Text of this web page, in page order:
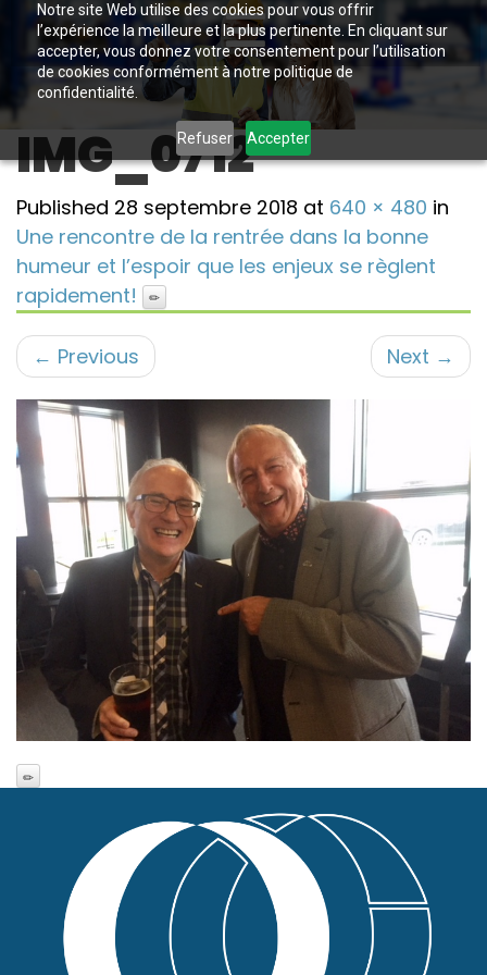
Notre site Web utilise des cookies pour vous offrir
l’expérience la meilleure et la plus pertinente. En cliquant sur
accepter, vous donnez votre consentement pour l’utilisation
de cookies conformément à notre politique de
confidentialité.
Refuser Accepter
IMG_0712
Published 28 septembre 2018 at 640 × 480 in
Une rencontre de la rentrée dans la bonne
humeur et l’espoir que les enjeux se règlent
rapidement!
← Previous Next →